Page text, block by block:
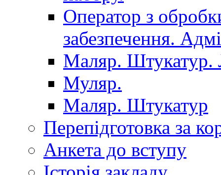
Оператор з
забезпечення.
Маляр. Штукатур.
Муляр.
Маляр. Штукатур
Перепідготовка за
Анкета до вступу